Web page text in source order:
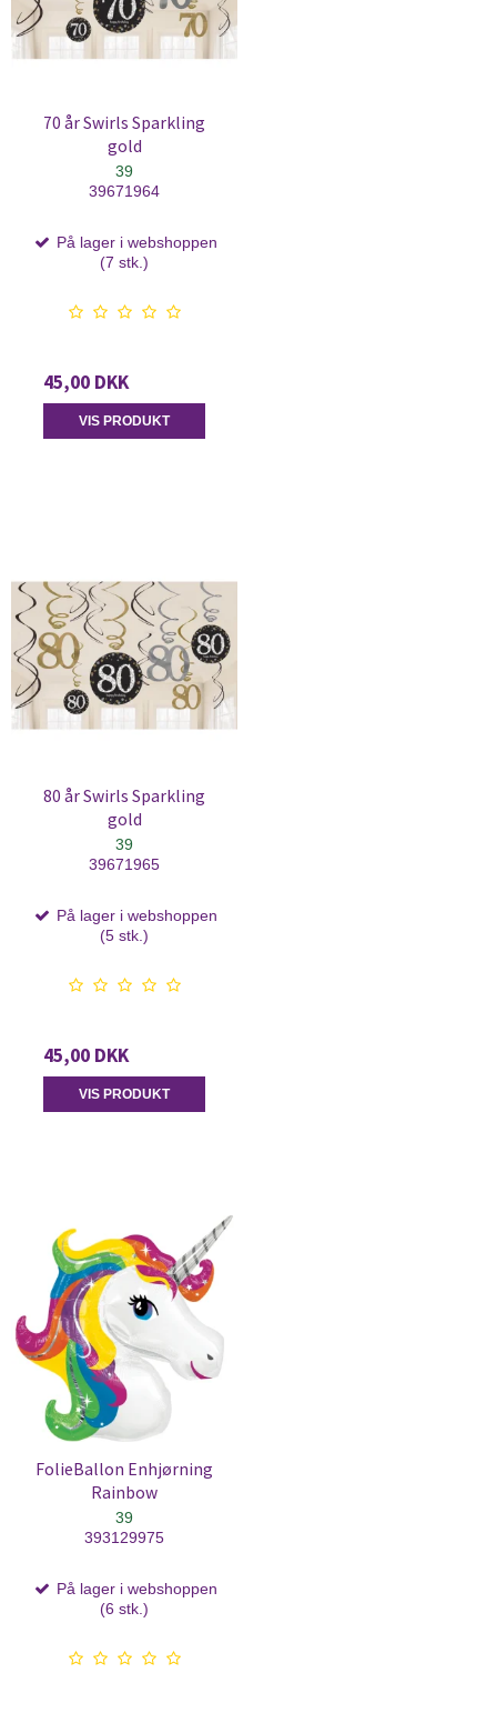
70 år Swirls Sparkling
gold
39
39671964
På lager i webshoppen
(7 stk.)
45,00 DKK
VIS PRODUKT
80 år Swirls Sparkling
gold
39
39671965
På lager i webshoppen
(5 stk.)
45,00 DKK
VIS PRODUKT
FolieBallon Enhjørning
Rainbow
39
393129975
På lager i webshoppen
(6 stk.)